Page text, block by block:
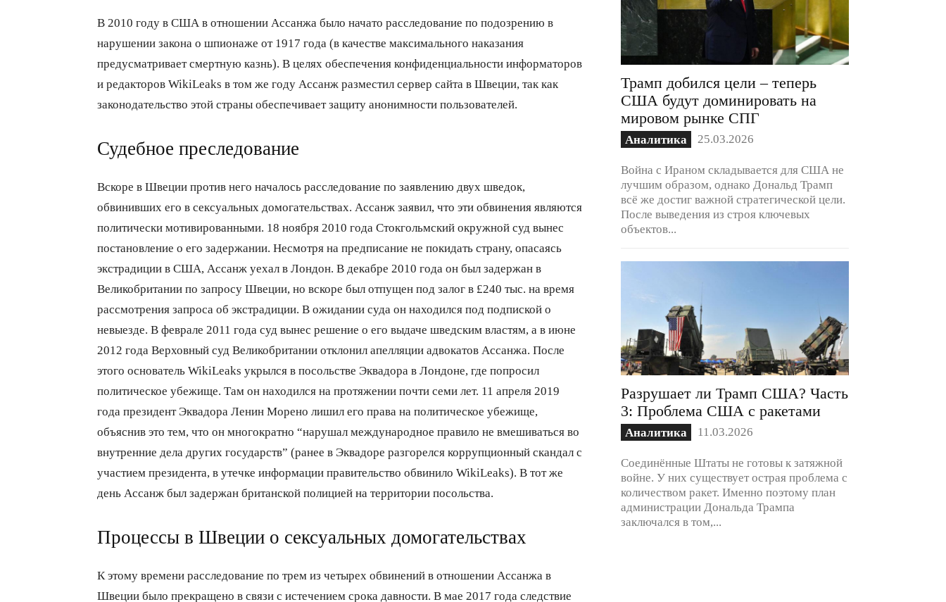
В 2010 году в США в отношении Ассанжа было начато расследование по подозрению в
нарушении закона о шпионаже от 1917 года (в качестве максимального наказания
предусматривает смертную казнь). В целях обеспечения конфиденциальности информаторов
и редакторов WikiLeaks в том же году Ассанж разместил сервер сайта в Швеции, так как
законодательство этой страны обеспечивает защиту анонимности пользователей.
Судебное преследование
Вскоре в Швеции против него началось расследование по заявлению двух шведок,
обвинивших его в сексуальных домогательствах. Ассанж заявил, что эти обвинения являются
политически мотивированными. 18 ноября 2010 года Стокгольмский окружной суд вынес
постановление о его задержании. Несмотря на предписание не покидать страну, опасаясь
экстрадиции в США, Ассанж уехал в Лондон. В декабре 2010 года он был задержан в
Великобритании по запросу Швеции, но вскоре был отпущен под залог в £240 тыс. на время
рассмотрения запроса об экстрадиции. В ожидании суда он находился под подпиской о
невыезде. В феврале 2011 года суд вынес решение о его выдаче шведским властям, а в июне
2012 года Верховный суд Великобритании отклонил апелляции адвокатов Ассанжа. После
этого основатель WikiLeaks укрылся в посольстве Эквадора в Лондоне, где попросил
политическое убежище. Там он находился на протяжении почти семи лет. 11 апреля 2019
года президент Эквадора Ленин Морено лишил его права на политическое убежище,
объяснив это тем, что он многократно “нарушал международное правило не вмешиваться во
внутренние дела других государств” (ранее в Эквадоре разгорелся коррупционный скандал с
участием президента, в утечке информации правительство обвинило WikiLeaks). В тот же
день Ассанж был задержан британской полицией на территории посольства.
Процессы в Швеции о сексуальных домогательствах
К этому времени расследование по трем из четырех обвинений в отношении Ассанжа в
Швеции было прекращено в связи с истечением срока давности. В мае 2017 года следствие
Трамп добился цели – теперь
США будут доминировать на
мировом рынке СПГ
Аналитика 25.03.2026
Война с Ираном складывается для США не
лучшим образом, однако Дональд Трамп
всё же достиг важной стратегической цели.
После выведения из строя ключевых
объектов...
Разрушает ли Трамп США? Часть
3: Проблема США с ракетами
Аналитика 11.03.2026
Соединённые Штаты не готовы к затяжной
войне. У них существует острая проблема с
количеством ракет. Именно поэтому план
администрации Дональда Трампа
заключался в том,...